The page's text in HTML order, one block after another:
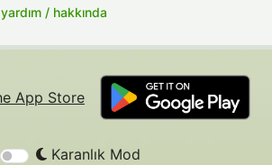
yardım / hakkında
Karanlık Mod